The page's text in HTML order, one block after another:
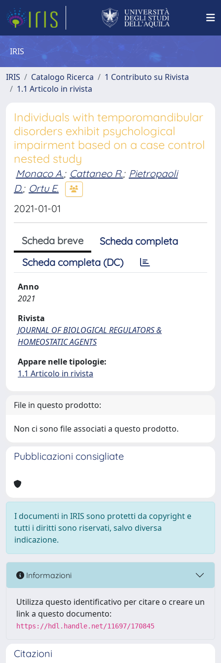
IRIS
IRIS Catalogo Ricerca
1 Contributo su Rivista
1.1 Articolo in rivista
Individuals with temporomandibular
disorders exhibit psychological
impairment based on a case control
nested study
Monaco A.; Cattaneo R.; Pietropaoli
D.; Ortu E.
2021-01-01
Scheda breve
Scheda completa
Scheda completa (DC)
Anno
2021
Rivista
JOURNAL OF BIOLOGICAL REGULATORS &
HOMEOSTATIC AGENTS
Appare nelle tipologie:
1.1 Articolo in rivista
File in questo prodotto:
Non ci sono file associati a questo prodotto.
Pubblicazioni consigliate
I documenti in IRIS sono protetti da copyright e
tutti i diritti sono riservati, salvo diversa
indicazione.
Informazioni
Utilizza questo identificativo per citare o creare un
link a questo documento:
https://hdl.handle.net/11697/170845
Citazioni